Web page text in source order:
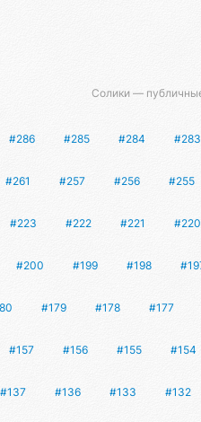
Солики —
#286 #285 #284 #283
#261 #257 #256 #255
#223 #222 #221 #220
#200 #199 #198
#179 #178 #177
#157 #156 #155 #154
#137 #136 #133 #132